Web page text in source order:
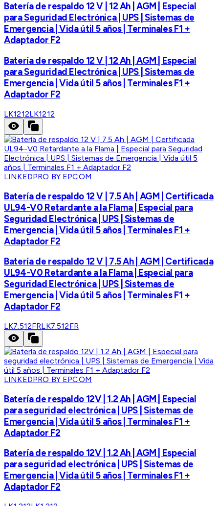
Batería de respaldo 12 V | 12 Ah | AGM | Especial
para Seguridad Electrónica | UPS | Sistemas de
Emergencia | Vida útil 5 años | Terminales F1 +
Adaptador F2
Batería de respaldo 12 V | 12 Ah | AGM | Especial
para Seguridad Electrónica | UPS | Sistemas de
Emergencia | Vida útil 5 años | Terminales F1 +
Adaptador F2
LK1212LK1212
LINKEDPRO BY EPCOM
Batería de respaldo 12 V | 7.5 Ah | AGM | Certificada
UL94-V0 Retardante a la Flama | Especial para
Seguridad Electrónica | UPS | Sistemas de
Emergencia | Vida útil 5 años | Terminales F1 +
Adaptador F2
Batería de respaldo 12 V | 7.5 Ah | AGM | Certificada
UL94-V0 Retardante a la Flama | Especial para
Seguridad Electrónica | UPS | Sistemas de
Emergencia | Vida útil 5 años | Terminales F1 +
Adaptador F2
LK7.512FRLK7.512FR
LINKEDPRO BY EPCOM
Batería de respaldo 12V | 1.2 Ah | AGM | Especial
para seguridad electrónica | UPS | Sistemas de
Emergencia | Vida útil 5 años | Terminales F1 +
Adaptador F2
Batería de respaldo 12V | 1.2 Ah | AGM | Especial
para seguridad electrónica | UPS | Sistemas de
Emergencia | Vida útil 5 años | Terminales F1 +
Adaptador F2